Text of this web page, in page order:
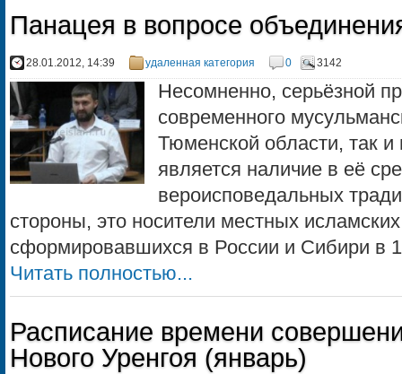
Панацея в вопросе
28.01.2012, 14:39 удаленная категория 0 3142
Несомненно, серьёзной
современного
Тюменской области, так
является наличие в её
вероисповедальных
стороны, это носители местных
сформировавшихся в России и Сибири в
Читать полностью...
Расписание времени
Нового Уренгоя (январь)